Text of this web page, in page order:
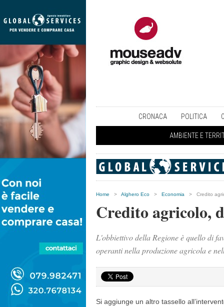
CRONACA POLITICA
AMBIENTE E
Home > Alghero Eco > Economia > Credito
Credito agricolo,
L'obbiettivo della Regione è quello di
operanti nella produzione agricola e
Si aggiunge un altro tassello